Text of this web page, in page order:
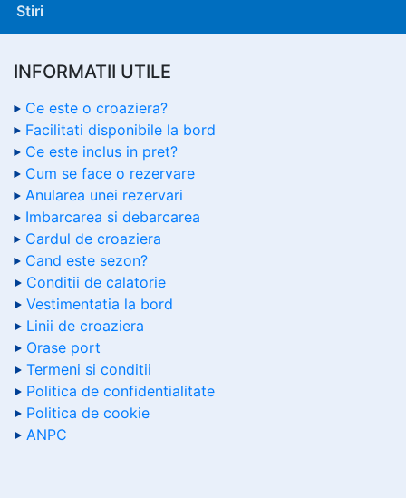
Stiri
INFORMATII UTILE
Ce este o croaziera?
Facilitati disponibile la bord
Ce este inclus in pret?
Cum se face o rezervare
Anularea unei rezervari
Imbarcarea si debarcarea
Cardul de croaziera
Cand este sezon?
Conditii de calatorie
Vestimentatia la bord
Linii de croaziera
Orase port
Termeni si conditii
Politica de confidentialitate
Politica de cookie
ANPC